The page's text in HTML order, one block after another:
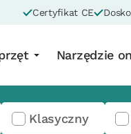
Certyfikat CE
Narzędzie
Klasyczny